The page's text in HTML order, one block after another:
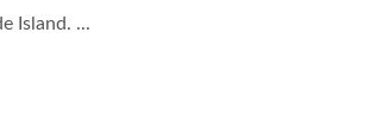
Island. ...